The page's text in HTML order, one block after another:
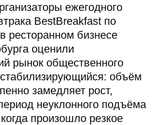
ежегодного
BestBreakfast по
ресторанном бизнесе
оценили
рынок общественного
стабилизирующийся: объём
замедляет рост,
неуклонного подъёма
произошло резкое